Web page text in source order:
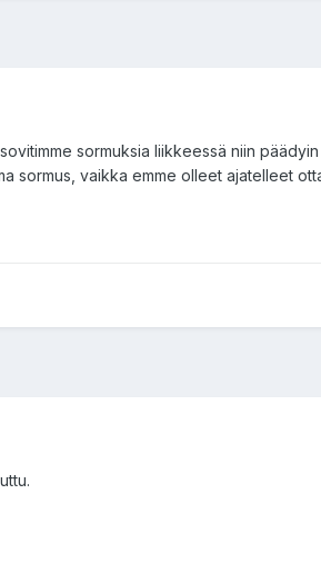
sormuksia liikkeessä niin päädyin
sormus, vaikka emme olleet ajatelleet